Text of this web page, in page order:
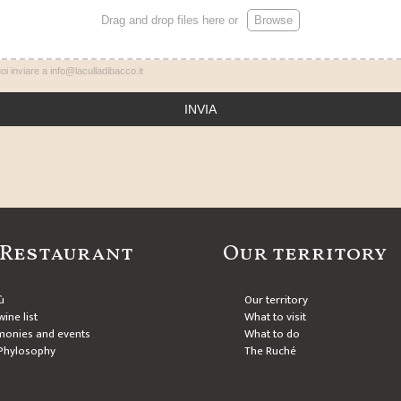
Drag and drop files here or Browse
inviare a info@laculladibacco.it
INVIA
list
and events
Our territory
Our territory
What to visit
What to do
The Ruché